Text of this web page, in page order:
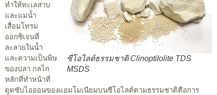
ซีโอไลต์ธรรมชาติ Clinoptilolite TDS
MSDS
ทำให้ทะเลสาบ
และแม่น้ำ
เสื่อมโทรม
ออกซิเจนที่
ละลายในน้ำ
และความเป็นพิษ
ของปลา กลไก
หลักที่ทำหน้าที่
ดูดซับไอออนของแอมโมเนียมบนซีโอไลต์ตามธรรมชาติคือการ